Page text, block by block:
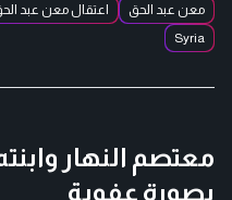
معن عبد الحق اعتقال معن عبد
Syria
معتصم النهار
بصورة عفوية